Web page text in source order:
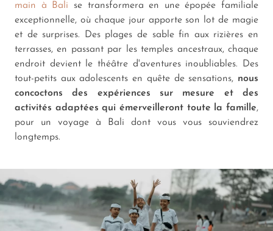
main à Bali se transformera en une épopée familiale
exceptionnelle, où chaque jour apporte son lot de magie
et de surprises. Des plages de sable fin aux rizières en
terrasses, en passant par les temples ancestraux, chaque
endroit devient le théâtre d'aventures inoubliables. Des
tout-petits aux adolescents en quête de sensations, nous
concoctons des expériences sur mesure et des
activités adaptées qui émerveilleront toute la famille,
pour un voyage à Bali dont vous vous souviendrez
longtemps.